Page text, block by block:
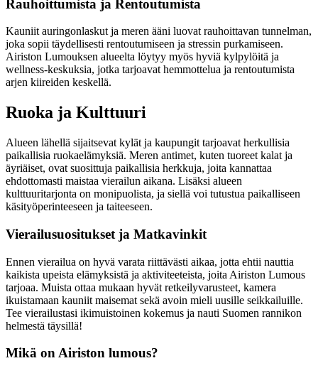
Rauhoittumista ja Rentoutumista
Kauniit auringonlaskut ja meren ääni luovat rauhoittavan tunnelman,
joka sopii täydellisesti rentoutumiseen ja stressin purkamiseen.
Airiston Lumouksen alueelta löytyy myös hyviä kylpylöitä ja
wellness-keskuksia, jotka tarjoavat hemmottelua ja rentoutumista
arjen kiireiden keskellä.
Ruoka ja Kulttuuri
Alueen lähellä sijaitsevat kylät ja kaupungit tarjoavat herkullisia
paikallisia ruokaelämyksiä. Meren antimet, kuten tuoreet kalat ja
äyriäiset, ovat suosittuja paikallisia herkkuja, joita kannattaa
ehdottomasti maistaa vierailun aikana. Lisäksi alueen
kulttuuritarjonta on monipuolista, ja siellä voi tutustua paikalliseen
käsityöperinteeseen ja taiteeseen.
Vierailusuositukset ja Matkavinkit
Ennen vierailua on hyvä varata riittävästi aikaa, jotta ehtii nauttia
kaikista upeista elämyksistä ja aktiviteeteista, joita Airiston Lumous
tarjoaa. Muista ottaa mukaan hyvät retkeilyvarusteet, kamera
ikuistamaan kauniit maisemat sekä avoin mieli uusille seikkailuille.
Tee vierailustasi ikimuistoinen kokemus ja nauti Suomen rannikon
helmestä täysillä!
Mikä on Airiston lumous?